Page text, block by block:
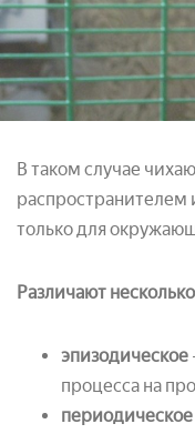
В таком случае
распространителем
только для
Различают
эпизодическое
процесса на
периодическое